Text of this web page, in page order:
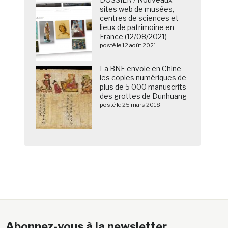
sites web de musées,
centres de sciences et
lieux de patrimoine en
France (12/08/2021)
posté le 12 août 2021
La BNF envoie en Chine
les copies numériques de
plus de 5 000 manuscrits
des grottes de Dunhuang
posté le 25 mars 2018